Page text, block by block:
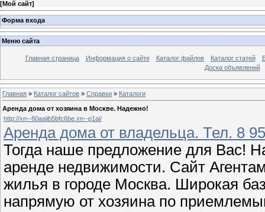
[Мой сайт]
Форма входа
Меню сайта
Главная страница Информация о сайте Каталог файлов Каталог статей
Доска объявлений
Главная » Каталог сайтов » Справки » Каталоги
Аренда дома от хозяина в Москве. Надежно!
http://xn--80aaiib5bfc6be.xn--p1ai/
Аренда дома от владельца. Тел. 8
Тогда наше предложение для Вас!
аренде недвижимости. Сайт
жилья в городе Москва. Широкая
напрямую от хозяина по